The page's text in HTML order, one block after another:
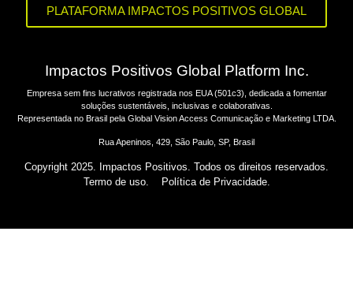
PLATAFORMA IMPACTOS POSITIVOS GLOBAL
Impactos Positivos Global Platform Inc.
Empresa sem fins lucrativos registrada nos EUA (501c3), dedicada a fomentar
soluções sustentáveis, inclusivas e colaborativas.
Representada no Brasil pela Global Vision Access Comunicação e Marketing LTDA.
Rua Apeninos, 429, São Paulo, SP, Brasil
Copyright 2025. Impactos Positivos. Todos os direitos reservados.
Termo de uso.
Política de Privacidade.